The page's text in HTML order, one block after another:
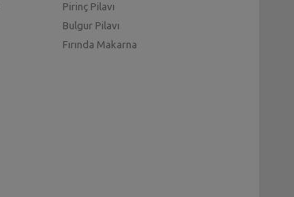
Pirinç Pilavı
Bulgur Pilavı
Fırında Makarna